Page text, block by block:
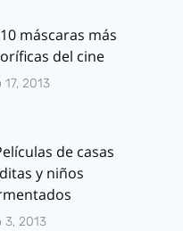
máscaras más
del cine
2013
de casas
y niños
3, 2013